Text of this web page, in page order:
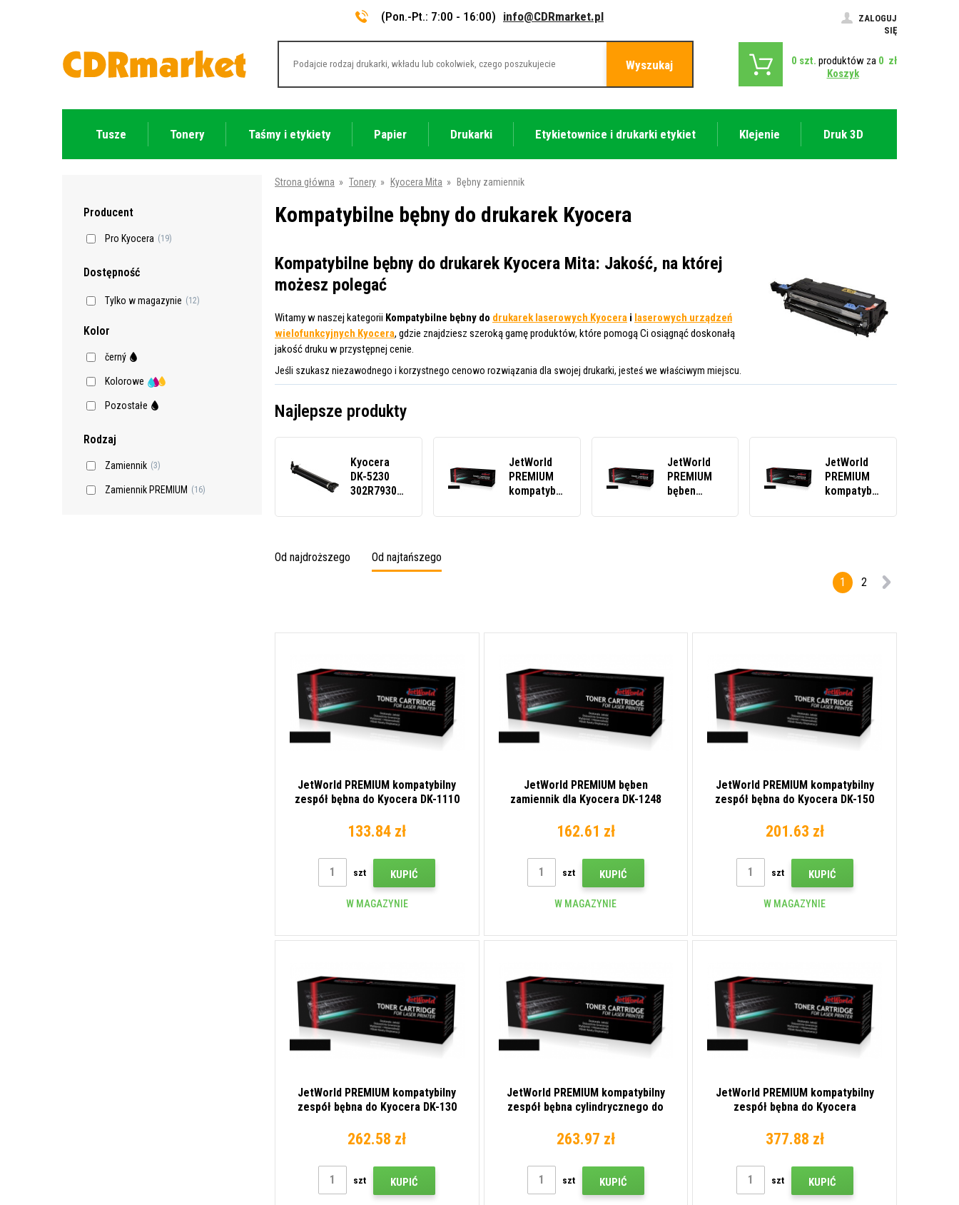
(Pon.-Pt.: 7:00 - 16:00) info@CDRmarket.pl
ZALOGUJ
SIĘ
Wyszukaj 0 szt. produktów za 0 zł
Koszyk
Tusze Tonery Taśmy i etykiety Papier Drukarki Etykietownice i drukarki etykiet Klejenie Druk 3D
Producent
Pro Kyocera (19)
Dostępność
Tylko w magazynie (12)
Kolor
černý
Kolorowe
Pozostałe
Rodzaj
Zamiennik (3)
Zamiennik PREMIUM (16)
Strona główna » Tonery » Kyocera Mita » Bębny zamiennik
Kompatybilne bębny do drukarek Kyocera
Kompatybilne bębny do drukarek Kyocera Mita: Jakość, na której
możesz polegać
Witamy w naszej kategorii Kompatybilne bębny do drukarek laserowych Kyocera i laserowych urządzeń
wielofunkcyjnych Kyocera, gdzie znajdziesz szeroką gamę produktów, które pomogą Ci osiągnąć doskonałą
jakość druku w przystępnej cenie.
Jeśli szukasz niezawodnego i korzystnego cenowo rozwiązania dla swojej drukarki, jesteś we właściwym miejscu.
Najlepsze produkty
Kyocera
DK-5230
302R793010
(black)
JetWorld
PREMIUM
kompatybilny
bębna
JetWorld
PREMIUM
bęben
dla Kyocera
JetWorld
PREMIUM
kompatybilny
bębna do
Od najdroższego
Od najtańszego
1
2
JetWorld PREMIUM kompatybilny
zespół bębna do Kyocera DK-1110
133.84 zł
szt KUPIĆ
W MAGAZYNIE
JetWorld PREMIUM bęben
zamiennik dla Kyocera DK-1248
162.61 zł
szt KUPIĆ
W MAGAZYNIE
JetWorld PREMIUM kompatybilny
zespół bębna do Kyocera DK-150
201.63 zł
szt KUPIĆ
W MAGAZYNIE
JetWorld PREMIUM kompatybilny
zespół bębna do Kyocera DK-130
262.58 zł
szt KUPIĆ
JetWorld PREMIUM kompatybilny
zespół bębna cylindrycznego do
263.97 zł
szt KUPIĆ
JetWorld PREMIUM kompatybilny
zespół bębna do Kyocera
377.88 zł
szt KUPIĆ